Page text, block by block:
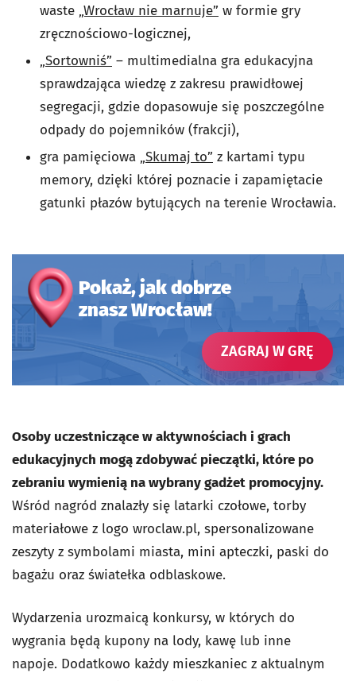
waste „Wrocław nie marnuje” w formie gry
zręcznościowo-logicznej,
„Sortowniś” – multimedialna gra edukacyjna
sprawdzająca wiedzę z zakresu prawidłowej
segregacji, gdzie dopasowuje się poszczególne
odpady do pojemników (frakcji),
gra pamięciowa „Skumaj to” z kartami typu
memory, dzięki której poznacie i zapamiętacie
gatunki płazów bytujących na terenie Wrocławia.
Pokaż, jak dobrze
znasz Wrocław!
ZAGRAJ W GRĘ -
Osoby uczestniczące w aktywnościach i grach
edukacyjnych mogą zdobywać pieczątki, które po
zebraniu wymienią na wybrany gadżet promocyjny.
Wśród nagród znalazły się latarki czołowe, torby
materiałowe z logo wroclaw.pl, spersonalizowane
zeszyty z symbolami miasta, mini apteczki, paski do
bagażu oraz światełka odblaskowe.
Wydarzenia urozmaicą konkursy, w których do
wygrania będą kupony na lody, kawę lub inne
napoje. Dodatkowo każdy mieszkaniec z aktualnym